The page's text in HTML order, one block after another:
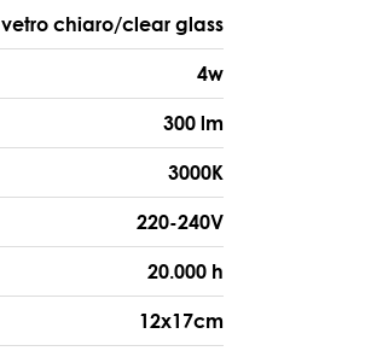
vetro chiaro/clear glass
4w
300 lm
3000K
220-240V
20.000 h
12x17cm